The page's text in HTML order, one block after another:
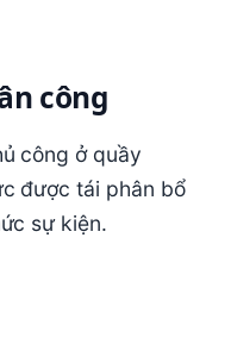
công
công ở quầy
được tái phân bổ
sự kiện.